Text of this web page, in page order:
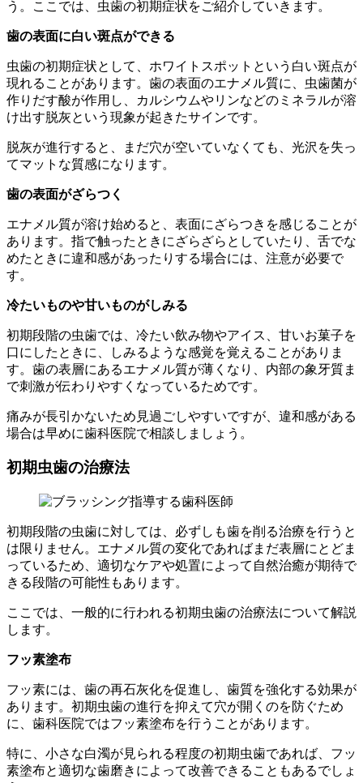
う。ここでは、虫歯の初期症状をご紹介していきます。
歯の表面に白い斑点ができる
虫歯の初期症状として、ホワイトスポットという白い斑点が
現れることがあります。歯の表面のエナメル質に、虫歯菌が
作りだす酸が作用し、カルシウムやリンなどのミネラルが溶
け出す脱灰という現象が起きたサインです。
脱灰が進行すると、まだ穴が空いていなくても、光沢を失っ
てマットな質感になります。
歯の表面がざらつく
エナメル質が溶け始めると、表面にざらつきを感じることが
あります。指で触ったときにざらざらとしていたり、舌でな
めたときに違和感があったりする場合には、注意が必要で
す。
冷たいものや甘いものがしみる
初期段階の虫歯では、冷たい飲み物やアイス、甘いお菓子を
口にしたときに、しみるような感覚を覚えることがありま
す。歯の表層にあるエナメル質が薄くなり、内部の象牙質ま
で刺激が伝わりやすくなっているためです。
痛みが長引かないため見過ごしやすいですが、違和感がある
場合は早めに歯科医院で相談しましょう。
初期虫歯の治療法
初期段階の虫歯に対しては、必ずしも歯を削る治療を行うと
は限りません。エナメル質の変化であればまだ表層にとどま
っているため、適切なケアや処置によって自然治癒が期待で
きる段階の可能性もあります。
ここでは、一般的に行われる初期虫歯の治療法について解説
します。
フッ素塗布
フッ素には、歯の再石灰化を促進し、歯質を強化する効果が
あります。初期虫歯の進行を抑えて穴が開くのを防ぐため
に、歯科医院ではフッ素塗布を行うことがあります。
特に、小さな白濁が見られる程度の初期虫歯であれば、フッ
素塗布と適切な歯磨きによって改善できることもあるでしょ